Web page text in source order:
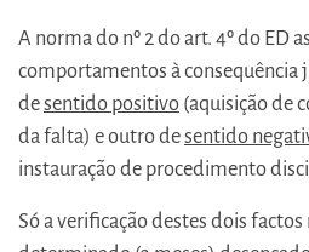
A norma do nº 2 do art. 4º do ED
comportamentos à consequência
desentido positivo (aquisição de
da falta) e outro desentido
instauração de procedimento
Só a verificação destes dois